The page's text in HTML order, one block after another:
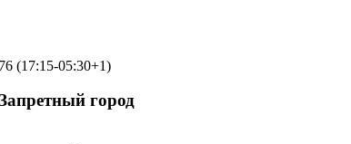
(17:15-05:30+1)
город